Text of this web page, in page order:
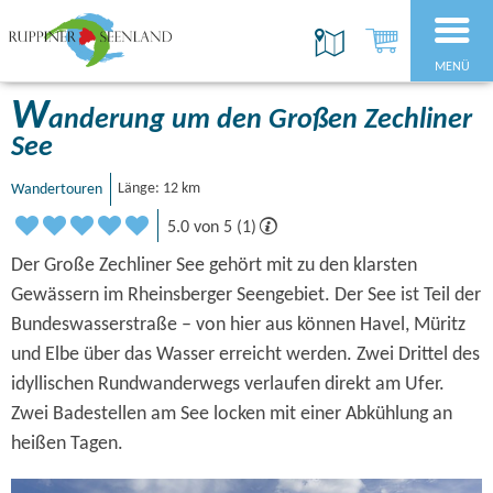
MENÜ
Wanderung um den Großen Zechliner
See
Wandertouren Länge: 12 km
5.0 von 5 (1)
Der Große Zechliner See gehört mit zu den klarsten
Gewässern im Rheinsberger Seengebiet. Der See ist Teil der
Bundeswasserstraße – von hier aus können Havel, Müritz
und Elbe über das Wasser erreicht werden. Zwei Drittel des
idyllischen Rundwanderwegs verlaufen direkt am Ufer.
Zwei Badestellen am See locken mit einer Abkühlung an
heißen Tagen.